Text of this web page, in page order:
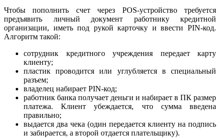
Чтобы пополнить счет через POS-устройство требуется
предъявить личный документ работнику кредитной
организации, иметь под рукой карточку и ввести PIN-код.
Алгоритм такой:
сотрудник кредитного учреждения передает карту
клиенту;
пластик проводится или углубляется в специальный
разъем;
владелец набирает PIN-код;
работник банка получает деньги и набирает в ПК размер
платежа. Клиент убеждается, что сумма введена
правильно;
выдается два чека (один передается клиенту на подпись
и забирается, а второй отдается плательщику).